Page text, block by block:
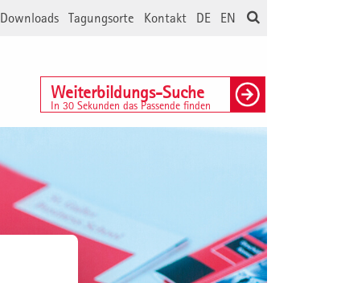
EN
DE
Kontakt
Tagungsorte
Downloads
Weiterbildungs-Suche
In 30 Sekunden das Passende finden